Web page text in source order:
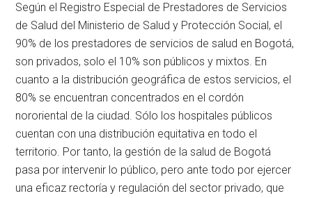
Según el Registro Especial de Prestadores de Servicios
de Salud del Ministerio de Salud y Protección Social, el
90% de los prestadores de servicios de salud en Bogotá,
son privados, solo el 10% son públicos y mixtos. En
cuanto a la distribución geográfica de estos servicios, el
80% se encuentran concentrados en el cordón
nororiental de la ciudad. Sólo los hospitales públicos
cuentan con una distribución equitativa en todo el
territorio. Por tanto, la gestión de la salud de Bogotá
pasa por intervenir lo público, pero ante todo por ejercer
una eficaz rectoría y regulación del sector privado, que